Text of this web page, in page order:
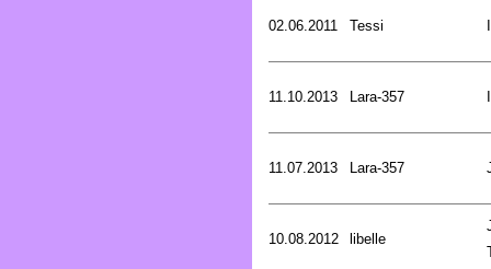
02.06.2011 Tessi
11.10.2013 Lara-357
11.07.2013 Lara-357
10.08.2012 libelle